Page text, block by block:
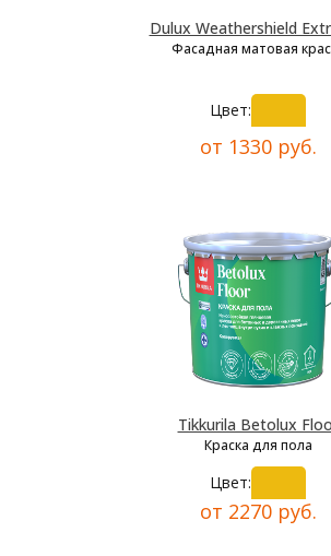
Dulux Weathershield
Фасадная матовая
Цвет:
от 1330 руб.
Tikkurila Betolux
Краска для пола
Цвет:
от 2270 руб.